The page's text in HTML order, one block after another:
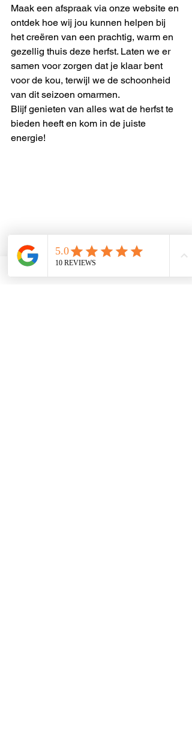
Maak een afspraak via onze website en
ontdek hoe wij jou kunnen helpen bij
het creëren van een prachtig, warm en
gezellig thuis deze herfst. Laten we er
samen voor zorgen dat je klaar bent
voor de kou, terwijl we de schoonheid
van dit seizoen omarmen.
Blijf genieten van alles wat de herfst te
bieden heeft en kom in de juiste
energie!